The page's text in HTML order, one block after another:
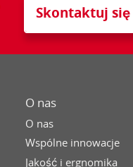
Skontaktuj się
O nas
O nas
Wspólne innowacje
Jakość i ergnomika